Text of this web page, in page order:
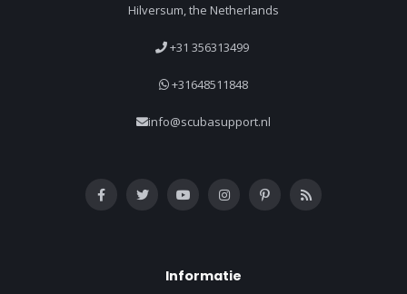
Hilversum, the Netherlands
+31 356313499
+31648511848
info@scubasupport.nl
Informatie